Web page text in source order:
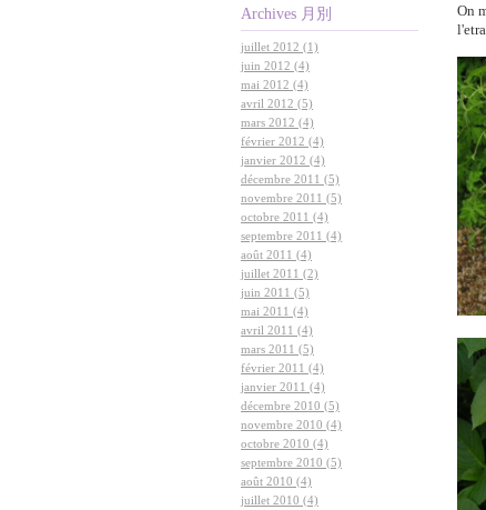
On
Archives 月別
juillet 2012 (1)
juin 2012 (4)
mai 2012 (4)
avril 2012 (5)
mars 2012 (4)
février 2012 (4)
janvier 2012 (4)
décembre 2011 (5)
novembre 2011 (5)
octobre 2011 (4)
septembre 2011 (4)
août 2011 (4)
juillet 2011 (2)
juin 2011 (5)
mai 2011 (4)
avril 2011 (4)
mars 2011 (5)
février 2011 (4)
janvier 2011 (4)
décembre 2010 (5)
novembre 2010 (4)
octobre 2010 (4)
septembre 2010 (5)
août 2010 (4)
juillet 2010 (4)